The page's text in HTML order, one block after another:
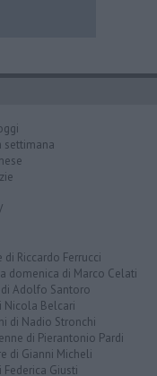
settimana
di Riccardo Ferrucci
domenica di Marco Celati
Adolfo Santoro
Nicola Belcari
di Nadio Stronchi
di Pierantonio Pardi
di Gianni Micheli
Giusti